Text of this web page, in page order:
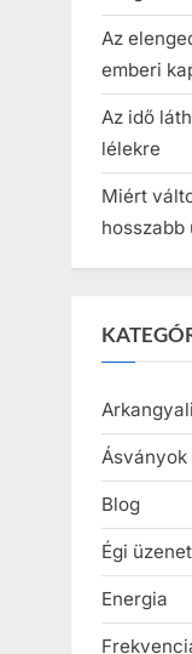
Az
emberi
Az idő
lélekre
Miért
hosszabb
Ásványok
Blog
Égi
Energia